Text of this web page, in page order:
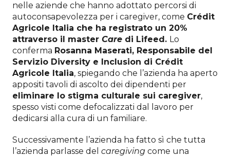
nelle aziende che hanno adottato percorsi di
autoconsapevolezza per i caregiver, come Crédit
Agricole Italia che ha registrato un 20%
attraverso il master Care di Lifeed. Lo
conferma Rosanna Maserati, Responsabile del
Servizio Diversity e Inclusion di Crédit
Agricole Italia, spiegando che l’azienda ha aperto
appositi tavoli di ascolto dei dipendenti per
eliminare lo stigma culturale sui caregiver,
spesso visti come defocalizzati dal lavoro per
dedicarsi alla cura di un familiare.
Successivamente l’azienda ha fatto sì che tutta
l’azienda parlasse del caregiving come una